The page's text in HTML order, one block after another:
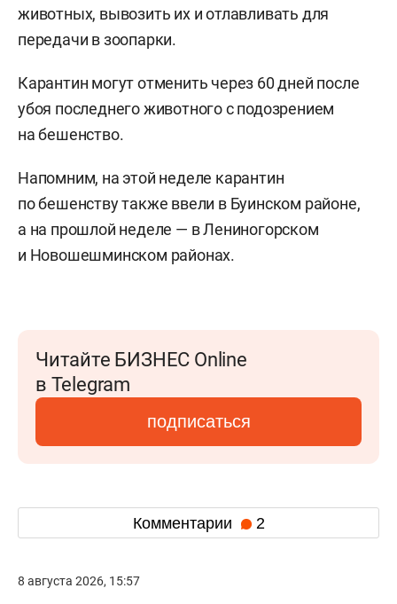
животных, вывозить их и отлавливать для
передачи в зоопарки.
Карантин могут отменить через 60 дней после
убоя последнего животного с подозрением
на бешенство.
Напомним, на этой неделе карантин
по бешенству также ввели в Буинском районе,
а на прошлой неделе — в Лениногорском
и Новошешминском районах.
Читайте БИЗНЕС Online
в Telegram
подписаться
Комментарии 2
8 августа 2026, 15:57